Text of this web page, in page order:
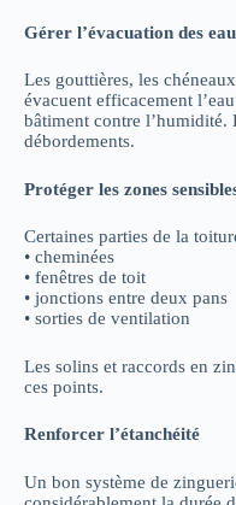
Gérer l’évacuation des
Les gouttières, les
évacuent efficacement
bâtiment contre l’humidité.
débordements.
Protéger les zones
Certaines parties de la
• cheminées
• fenêtres de toit
• jonctions entre deux pans
• sorties de ventilation
Les solins et raccords en
ces points.
Renforcer l’étanchéité
Un bon système de